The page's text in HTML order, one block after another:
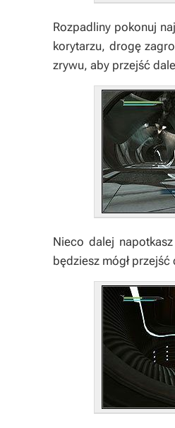
Rozpadliny pokonuj
korytarzu, drogę
zrywu, aby przejść
Nieco dalej
będziesz mógł przejść